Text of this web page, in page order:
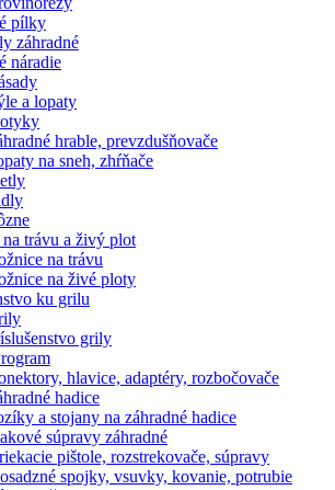
pílky
záhradné
náradie
a lopaty
hrable, prevzdušňovače
na sneh, zhŕňače
trávu a živý plot
na trávu
na živé ploty
ku grilu
grily
hlavice, adaptéry, rozbočovače
hadice
a stojany na záhradné hadice
súpravy záhradné
pištole, rozstrekovače, súpravy
spojky, vsuvky, kovanie, potrubie